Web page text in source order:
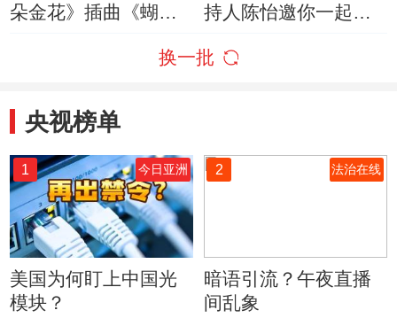
朵金花》插曲《蝴蝶
持人陈怡邀你一起参
换一批
央视榜单
1 今日亚洲
美国为何盯上中国光
模块？
2 法治在线
暗语引流？午夜直播
间乱象